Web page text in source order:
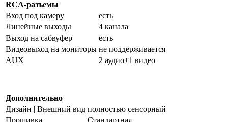
RCA-разъемы
Вход под камеру
есть
Линейные выходы
4 канала
Выход на сабвуфер
есть
Видеовыход на мониторы не поддерживается
AUX
2 аудио+1 видео
Дополнительно
Дизайн | Внешний вид полностью сенсорный
Прошивка
Стандартная